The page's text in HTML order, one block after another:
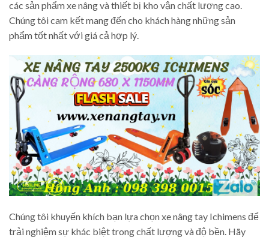
các sản phẩm xe nâng và thiết bị kho vận chất lượng cao.
Chúng tôi cam kết mang đến cho khách hàng những sản
phẩm tốt nhất với giá cả hợp lý.
Chúng tôi khuyến khích bạn lựa chọn xe nâng tay Ichimens để
trải nghiệm sự khác biệt trong chất lượng và độ bền. Hãy